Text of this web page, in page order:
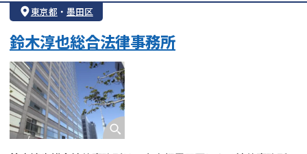
東京都 ・ 墨田区
鈴木淳也総合法律事務所